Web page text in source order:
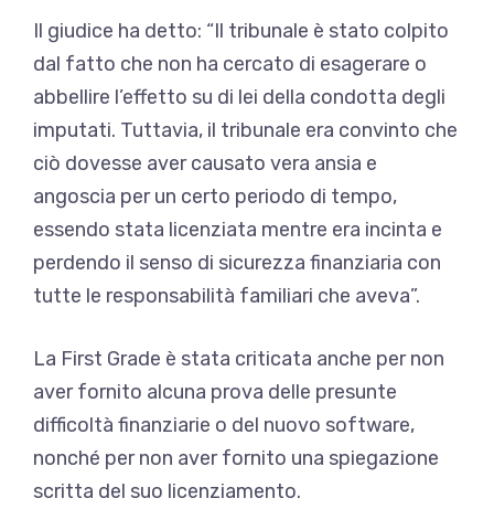
Il giudice ha detto: “Il tribunale è stato colpito
dal fatto che non ha cercato di esagerare o
abbellire l’effetto su di lei della condotta degli
imputati. Tuttavia, il tribunale era convinto che
ciò dovesse aver causato vera ansia e
angoscia per un certo periodo di tempo,
essendo stata licenziata mentre era incinta e
perdendo il senso di sicurezza finanziaria con
tutte le responsabilità familiari che aveva”.
La First Grade è stata criticata anche per non
aver fornito alcuna prova delle presunte
difficoltà finanziarie o del nuovo software,
nonché per non aver fornito una spiegazione
scritta del suo licenziamento.